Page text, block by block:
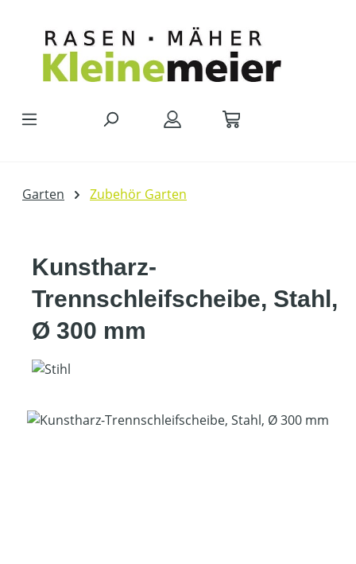
Garten Zubehör Garten
Kunstharz-
Trennschleifscheibe, Stahl,
Ø 300 mm
Bildergalerie überspringen